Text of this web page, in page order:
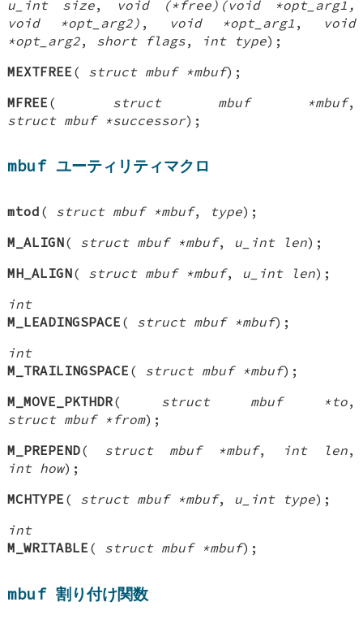
u_int size, void (*free)(void *opt_arg1,
void *opt_arg2) , void *opt_arg1 ,
void
*opt_arg2, short flags, int type);
MEXTFREE ( struct mbuf *mbuf);
MFREE ( struct mbuf *mbuf,
struct mbuf *successor);
mbuf ユーティリティマクロ
mtod ( struct mbuf *mbuf, type);
M_ALIGN( struct mbuf *mbuf, u_int len);
MH_ALIGN( struct mbuf *mbuf, u_int len);
int
M_LEADINGSPACE ( struct mbuf *mbuf);
int
M_TRAILINGSPACE ( struct mbuf *mbuf);
M_MOVE_PKTHDR( struct mbuf *to,
struct mbuf *from);
M_PREPEND( struct mbuf *mbuf, int len,
int how);
MCHTYPE ( struct mbuf *mbuf, u_int type);
int
M_WRITABLE ( struct mbuf *mbuf);
mbuf 割り付け関数